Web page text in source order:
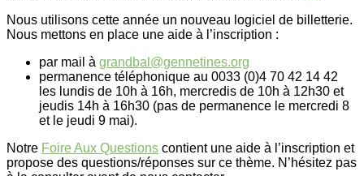
Nous utilisons cette année un nouveau logiciel de billetterie.
Nous mettons en place une aide à l’inscription :
par mail à grandbal@gennetines.org
permanence téléphonique au 0033 (0)4 70 42 14 42
les lundis de 10h à 16h, mercredis de 10h à 12h30 et
jeudis 14h à 16h30 (pas de permanence le mercredi 8
et le jeudi 9 mai).
Notre Foire Aux Questions contient une aide à l’inscription et
propose des questions/réponses sur ce thème. N’hésitez pas